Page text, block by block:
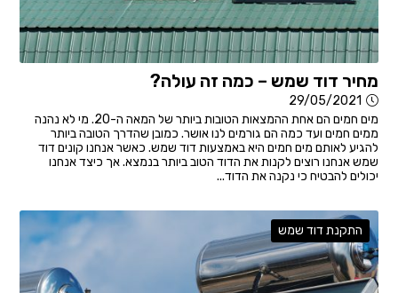
מחיר דוד שמש – כמה זה עולה?
29/05/2021
מים חמים הם אחת ההמצאות הטובות ביותר של המאה ה-20. מי לא נהנה
ממים חמים ועד כמה הם גורמים לנו אושר. כמובן שהדרך הטובה ביותר
להגיע לאותם מים חמים היא באמצעות דוד שמש. כאשר אנחנו קונים דוד
שמש אנחנו רוצים לקנות את הדוד הטוב ביותר בנמצא. אך כיצד אנחנו
יכולים להבטיח כי נקנה את הדוד...
התקנת דוד שמש